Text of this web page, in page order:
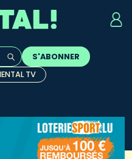
sont
S'ABONNER
TV